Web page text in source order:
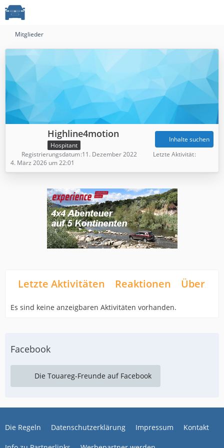
Mitglieder
Highline4motion
Hospitant
Inhalte suchen
Registrierungsdatum 11. Dezember 2022
Letzte Aktivität
4. März 2026 um 22:01
Letzte Aktivitäten Reaktionen Über
Es sind keine anzeigbaren Aktivitäten vorhanden.
Facebook
Die Touareg-Freunde auf Facebook
Die Regeln Datenschutzerklärung Impressum Kontakt